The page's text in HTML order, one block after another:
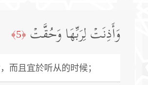
وَأَذِنَتۡ لِرَبِّهَا وَحُقَّتۡ ﴿5﴾
而且宜於听从的时候；